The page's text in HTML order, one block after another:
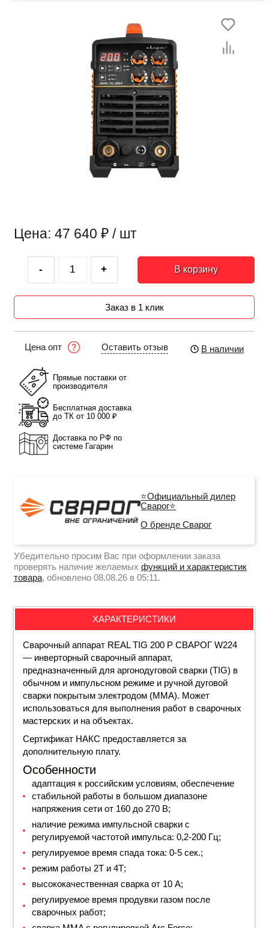
Цена: 47 640 ₽ / шт
- + В корзину
Заказ в 1 клик
Цена опт Оставить отзыв В наличии
Прямые поставки от
производителя
Бесплатная доставка
до ТК от 10 000 ₽
Доставка по РФ по
системе Гагарин
⭐Официальный дилер
Сварог⭐
О бренде Сварог
Убедительно просим Вас при оформлении заказа
проверять наличие желаемых функций и характеристик
товара, обновлено 08.08.26 в 05:11.
ХАРАКТЕРИСТИКИ
Сварочный аппарат REAL TIG 200 Р СВАРОГ W224
— инверторный сварочный аппарат,
предназначенный для аргонодуговой сварки (TIG) в
обычном и импульсном режиме и ручной дуговой
сварки покрытым электродом (MMA). Может
использоваться для выполнения работ в сварочных
мастерских и на объектах.
Сертификат НАКС предоставляется за
дополнительную плату.
Особенности
адаптация к российским условиям, обеспечение
стабильной работы в большом диапазоне
напряжения сети от 160 до 270 В;
наличие режима импульсной сварки с
регулируемой частотой импульса: 0,2-200 Гц;
регулируемое время спада тока: 0-5 сек.;
режим работы 2Т и 4Т;
высококачественная сварка от 10 А;
регулируемое время продувки газом после
сварочных работ;